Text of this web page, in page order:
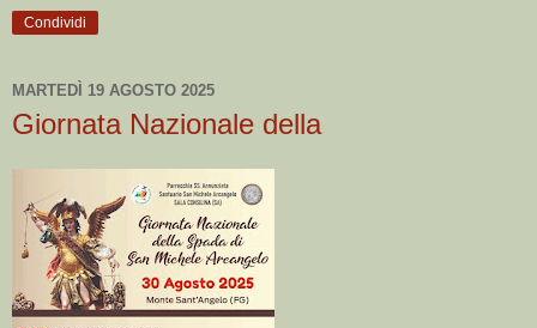
Condividi
MARTEDÌ 19 AGOSTO 2025
Giornata Nazionale della